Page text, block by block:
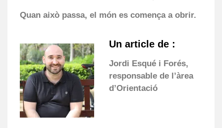
Quan això passa, el món es comença a obrir.
Un article de :
Jordi Esqué i Forés,
responsable de l’àrea
d’Orientació